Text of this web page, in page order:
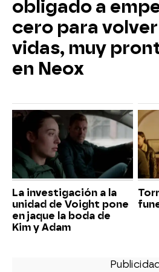
obligado a
cero para
vidas, muy
en Neox
La investigación a la
unidad de Voight pone
en jaque la boda de
Kim y Adam